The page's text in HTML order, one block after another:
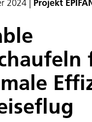
2024 | Projekt